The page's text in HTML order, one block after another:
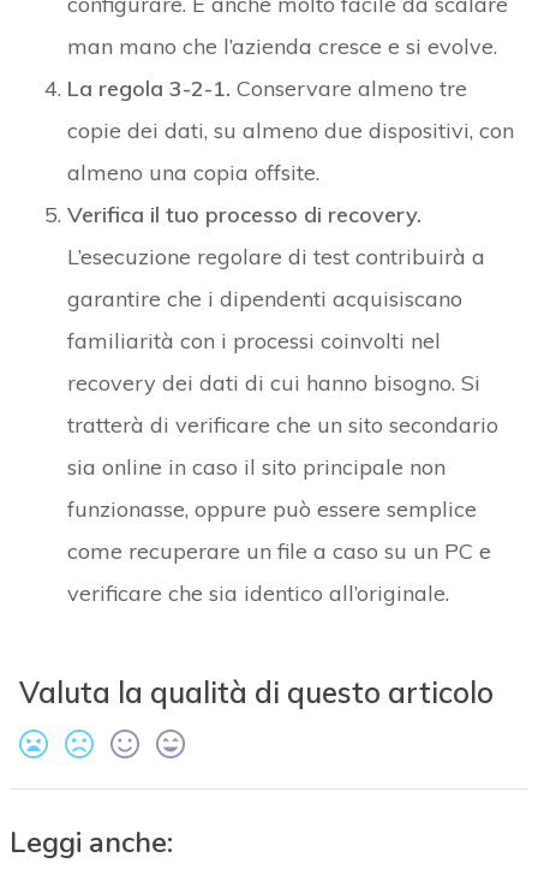
man mano che l’azienda cresce e si evolve.
La regola 3-2-1. Conservare almeno tre
copie dei dati, su almeno due dispositivi, con
almeno una copia offsite.
Verifica il tuo processo di recovery.
L’esecuzione regolare di test contribuirà a
garantire che i dipendenti acquisiscano
familiarità con i processi coinvolti nel
recovery dei dati di cui hanno bisogno. Si
tratterà di verificare che un sito secondario
sia online in caso il sito principale non
funzionasse, oppure può essere semplice
come recuperare un file a caso su un PC e
verificare che sia identico all’originale.
Valuta la qualità di questo articolo
Leggi anche: